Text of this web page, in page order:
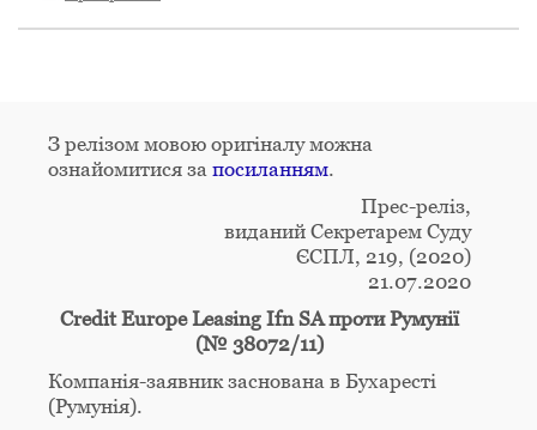
З релізом мовою оригіналу можна
ознайомитися за посиланням.
Прес-реліз,
виданий Секретарем Суду
ЄСПЛ, 219, (2020)
21.07.2020
Credit Europe Leasing Ifn SA проти Румунії
(№ 38072/11)
Компанія-заявник заснована в Бухаресті
(Румунія).